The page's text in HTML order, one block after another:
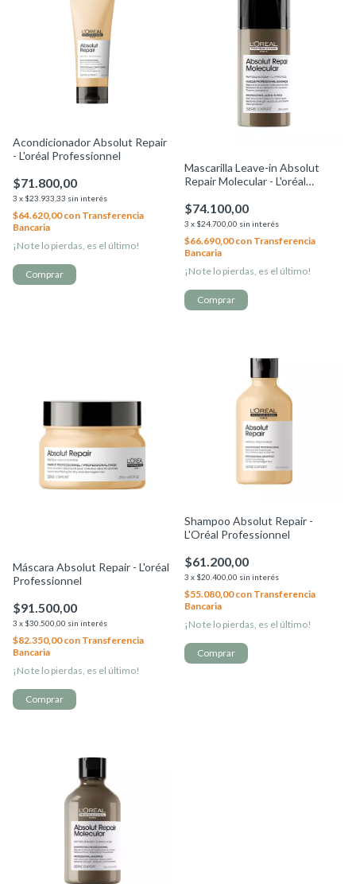
Acondicionador Absolut Repair
- L'oréal Professionnel
$71.800,00
3 x $23.933,33 sin interés
$64.620,00con Transferencia
Bancaria
¡No te lo pierdas, es el último!
Mascarilla Leave-in Absolut
Repair Molecular - L'oréal
$74.100,00
3 x $24.700,00 sin interés
$66.690,00con Transferencia
Bancaria
¡No te lo pierdas, es el último!
Máscara Absolut Repair - L'oréal
Professionnel
$91.500,00
3 x $30.500,00 sin interés
$82.350,00con Transferencia
Bancaria
¡No te lo pierdas, es el último!
Shampoo Absolut Repair -
L'Oréal Professionnel
$61.200,00
3 x $20.400,00 sin interés
$55.080,00con Transferencia
Bancaria
¡No te lo pierdas, es el último!